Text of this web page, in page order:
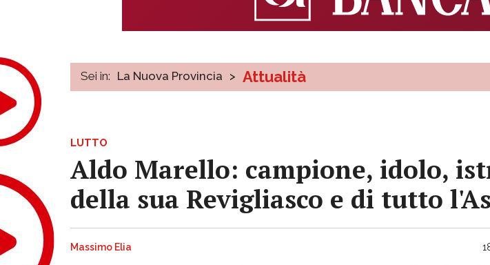
Sei in: La Nuova Provincia > Attualità
LUTTO
Aldo Marello: campione, idolo,
della sua Revigliasco e di tutto
Massimo Elia